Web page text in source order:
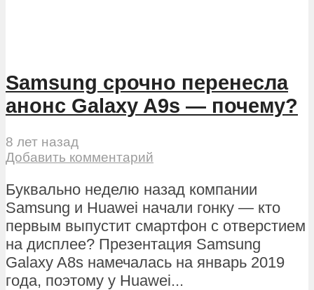
Samsung срочно перенесла
анонс Galaxy A9s — почему?
8 лет назад
Добавить комментарий
Буквально неделю назад компании
Samsung и Huawei начали гонку — кто
первым выпустит смартфон с отверстием
на дисплее? Презентация Samsung
Galaxy A8s намечалась на январь 2019
года, поэтому у Huawei...